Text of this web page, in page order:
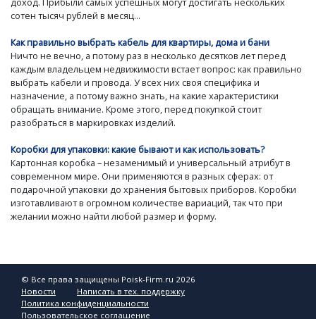
сотен тысяч рублей в месяц...
Как правильно выбрать кабель для квартиры, дома и бани
Ничто не вечно, а потому раз в несколько десятков лет перед
каждым владельцем недвижимости встает вопрос: как правильно
выбрать кабели и провода. У всех них своя специфика и
назначение, а потому важно знать, на какие характеристики
обращать внимание. Кроме этого, перед покупкой стоит
разобраться в маркировках изделий.
Коробки для упаковки: какие бывают и как использовать?
Картонная коробка – незаменимый и универсальный атрибут в
современном мире. Они применяются в разных сферах: от
подарочной упаковки до хранения бытовых приборов. Коробки
изготавливают в огромном количестве вариаций, так что при
желании можно найти любой размер и форму.
© Все права защищены Poisk-Firm.ru 2026
Новости
Написать в тех. поддержку
Политика конфиденциальности
Пользовательское соглашение